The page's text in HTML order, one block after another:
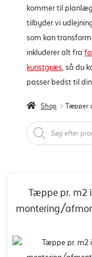
Shop Tæpper
kommer til
tilbyder vi
som kan
inkluderer alt fra
kunstgræs, så du
passer bedst til
Tæppe pr. m2
montering/
FAQ
Lej service til bryllup
Teltdesign
Teltudlejning
Telt med gulv